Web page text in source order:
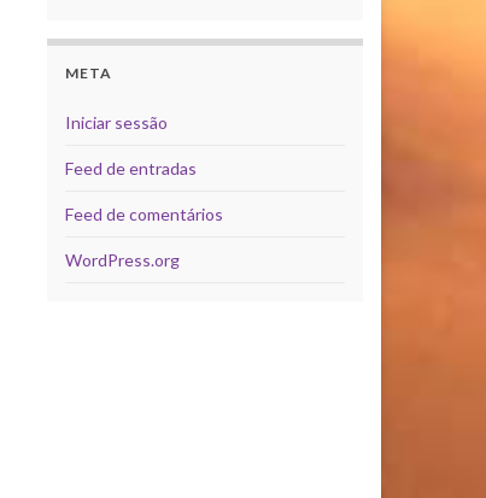
META
Iniciar sessão
Feed de entradas
Feed de comentários
WordPress.org